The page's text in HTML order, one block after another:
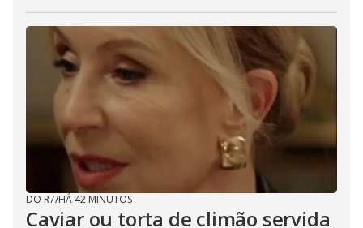
DO R7/HÁ 42 MINUTOS
Caviar ou torta de climão servida